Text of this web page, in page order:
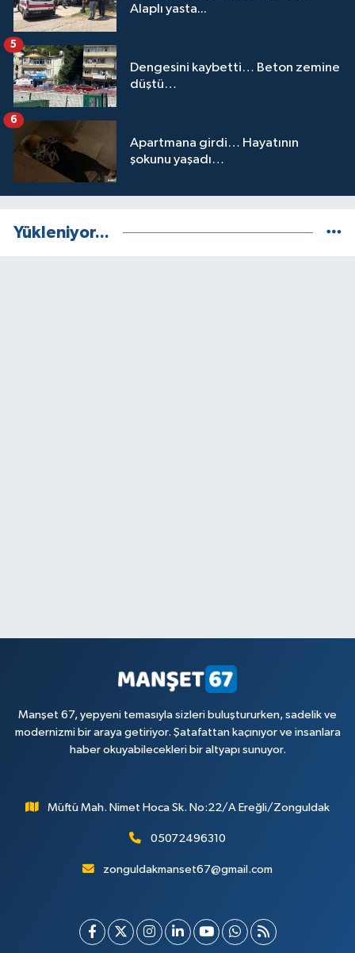
Alaplı yasta...
Dengesini kaybetti… Beton zemine
düştü…
5
Apartmana girdi… Hayatının
şokunu yaşadı…
6
Yükleniyor...
Manşet 67, yepyeni temasıyla sizleri buluştururken, sadelik ve
modernizmi bir araya getiriyor. Şatafattan kaçınıyor ve insanlara
haber okuyabilecekleri bir altyapı sunuyor.
Müftü Mah. Nimet Hoca Sk. No:22/A Ereğli/Zonguldak
05072496310
zonguldakmanset67@gmail.com